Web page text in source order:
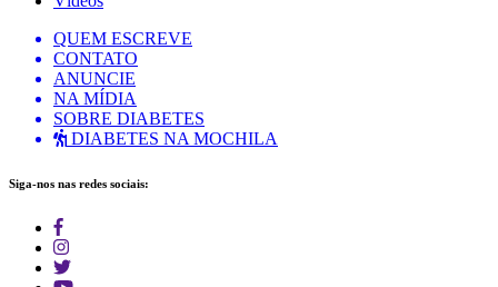
QUEM ESCREVE
CONTATO
ANUNCIE
NA MÍDIA
SOBRE DIABETES
DIABETES NA MOCHILA
Siga-nos nas redes sociais: